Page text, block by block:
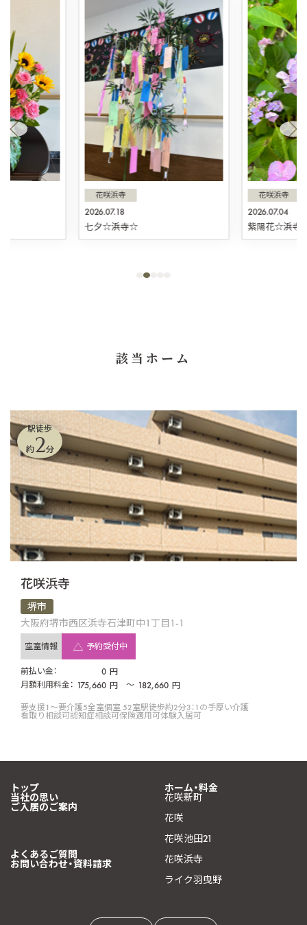
2026.07.18
花咲浜寺
七夕☆浜寺☆
2026.07.04
花咲浜寺
紫陽花☆浜寺
該当ホーム
駅徒歩
約2分
花咲浜寺
堺市
大阪府堺市西区浜寺石津町中1丁目1-1
空室情報 予約受付中
前払い金： 0 円
月額利用料金： 175,660 円 〜 182,660 円
要支援1〜要介護5全室個室 52室駅徒歩約2分3：1の手厚い介護
看取り相談可認知症相談可保険適用可体験入居可
トップ
当社の思い
ご入居のご案内
ホーム・料金
花咲新町
花咲
花咲池田21
花咲浜寺
ライク羽曳野
よくあるご質問
お問い合わせ・資料請求